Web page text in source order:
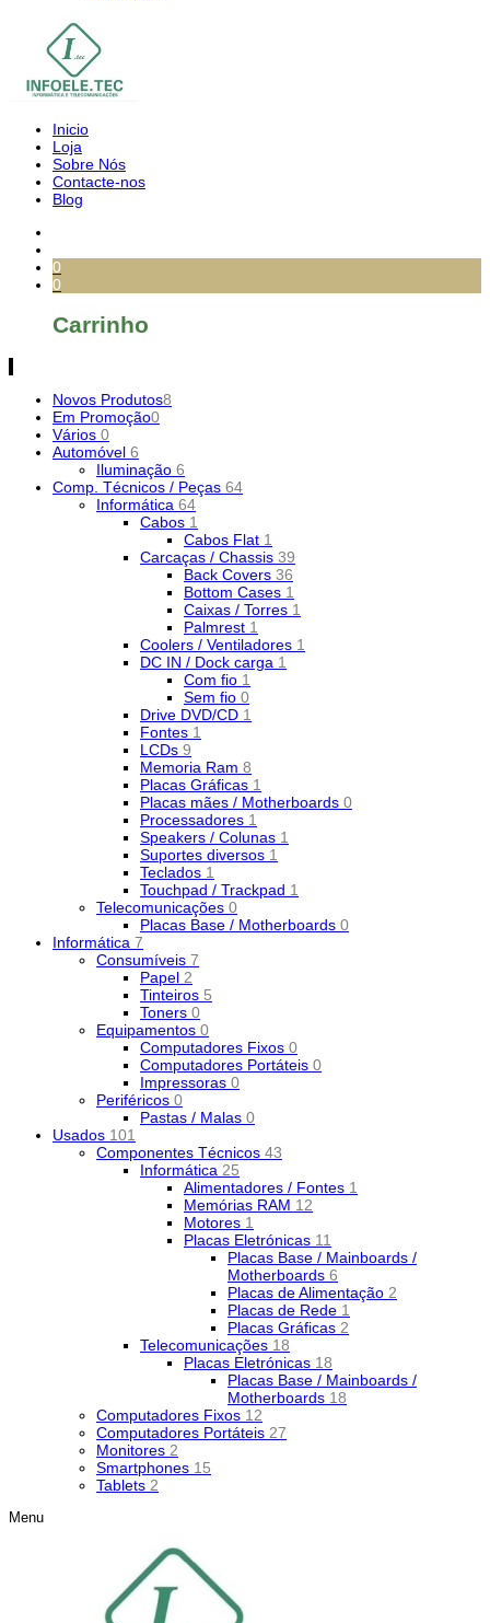
Inicio
Loja
Sobre Nós
Contacte-nos
Blog
0
0
Carrinho
Novos Produtos8
Em Promoção0
Vários 0
Automóvel 6
Iluminação 6
Comp. Técnicos / Peças 64
Informática 64
Cabos 1
Cabos Flat 1
Carcaças / Chassis 39
Back Covers 36
Bottom Cases 1
Caixas / Torres 1
Palmrest 1
Coolers / Ventiladores 1
DC IN / Dock carga 1
Com fio 1
Sem fio 0
Drive DVD/CD 1
Fontes 1
LCDs 9
Memoria Ram 8
Placas Gráficas 1
Placas mães / Motherboards 0
Processadores 1
Speakers / Colunas 1
Suportes diversos 1
Teclados 1
Touchpad / Trackpad 1
Telecomunicações 0
Placas Base / Motherboards 0
Informática 7
Consumíveis 7
Papel 2
Tinteiros 5
Toners 0
Equipamentos 0
Computadores Fixos 0
Computadores Portáteis 0
Impressoras 0
Periféricos 0
Pastas / Malas 0
Usados 101
Componentes Técnicos 43
Informática 25
Alimentadores / Fontes 1
Memórias RAM 12
Motores 1
Placas Eletrónicas 11
Placas Base / Mainboards /
Motherboards 6
Placas de Alimentação 2
Placas de Rede 1
Placas Gráficas 2
Telecomunicações 18
Placas Eletrónicas 18
Placas Base / Mainboards /
Motherboards 18
Computadores Fixos 12
Computadores Portáteis 27
Monitores 2
Smartphones 15
Tablets 2
Menu